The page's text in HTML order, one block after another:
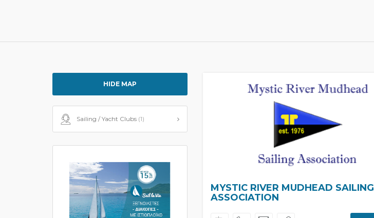
HIDE MAP
Sailing / Yacht Clubs (1)
MYSTIC RIVER MUDHEAD SAILING
ASSOCIATION